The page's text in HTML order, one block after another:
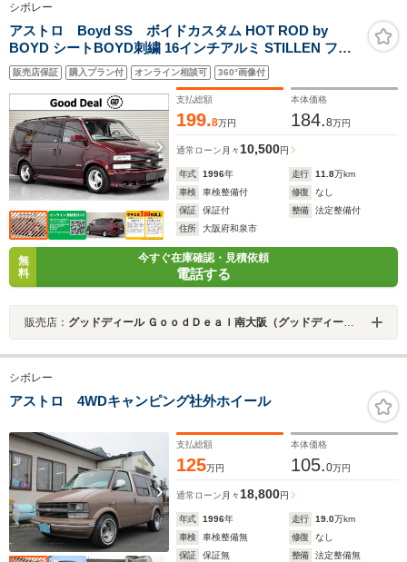
シボレー
アストロ Boyd SS ボイドカスタム HOT ROD by
BOYD シートBOYD刺繍 16インチアルミ STILLEN フル
セグナビ 前後ドラレコ
販売店保証 購入プラン付 オンライン相談可 360°画像付
支払総額
199.8万円
本体価格
184.8万円
通常ローン 月々10,500円
年式 1996年 走行 11.8万km
車検
車検整備付 修復
なし
保証
保証付 整備
法定整備付
住所
大阪府和泉市
無
料
今すぐ在庫確認・見積依頼
電話する
販売店： グッドディール ＧｏｏｄＤｅａｌ南大阪（グッドディール）／有限会社ムラタ商事
シボレー
アストロ 4WDキャンピング社外ホイール
支払総額
125万円
本体価格
105.0万円
通常ローン 月々18,800円
年式 1996年 走行 19.0万km
車検
車検整備無 修復
なし
保証
保証無 整備
法定整備無